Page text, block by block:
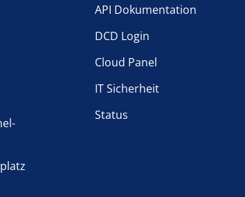
API Dokumentation
DCD Login
Cloud Panel
IT Sicherheit
Status